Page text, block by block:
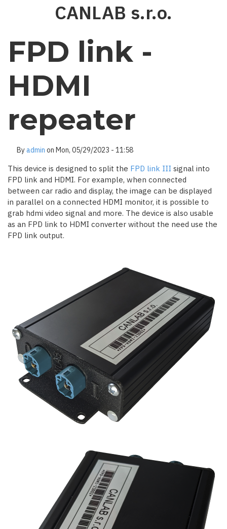
CANLAB s.r.o.
FPD link -
HDMI
repeater
Byadmin on Mon, 05/29/2023 - 11:58
This device is designed to split the FPD link III signal into
FPD link and HDMI. For example, when connected
between car radio and display, the image can be displayed
in parallel on a connected HDMI monitor, it is possible to
grab hdmi video signal and more. The device is also usable
as an FPD link to HDMI converter without the need use the
FPD link output.